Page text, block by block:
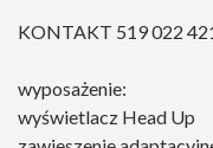
KONTAKT 519 022
wyposażenie:
wyświetlacz Head Up